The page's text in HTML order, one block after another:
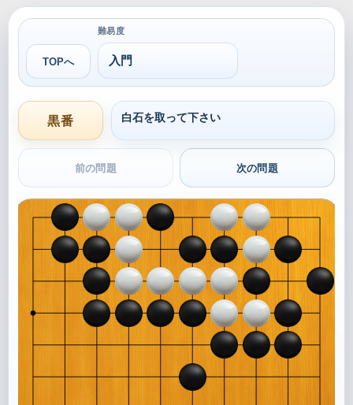
TOPへ
難易度
黒番 白石を取って下さい
前の問題 次の問題